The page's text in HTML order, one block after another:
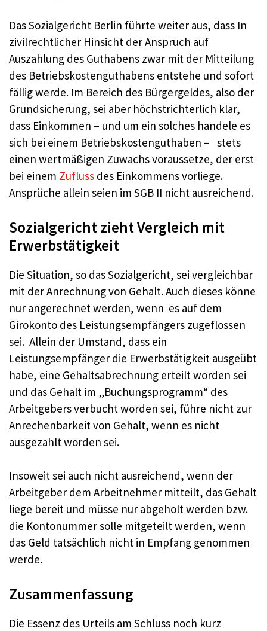
Das Sozialgericht Berlin führte weiter aus, dass In
zivilrechtlicher Hinsicht der Anspruch auf
Auszahlung des Guthabens zwar mit der Mitteilung
des Betriebskostenguthabens entstehe und sofort
fällig werde. Im Bereich des Bürgergeldes, also der
Grundsicherung, sei aber höchstrichterlich klar,
dass Einkommen – und um ein solches handele es
sich bei einem Betriebskostenguthaben – stets
einen wertmäßigen Zuwachs voraussetze, der erst
bei einem Zufluss des Einkommens vorliege.
Ansprüche allein seien im SGB II nicht ausreichend.
Sozialgericht zieht Vergleich mit
Erwerbstätigkeit
Die Situation, so das Sozialgericht, sei vergleichbar
mit der Anrechnung von Gehalt. Auch dieses könne
nur angerechnet werden, wenn es auf dem
Girokonto des Leistungsempfängers zugeflossen
sei. Allein der Umstand, dass ein
Leistungsempfänger die Erwerbstätigkeit ausgeübt
habe, eine Gehaltsabrechnung erteilt worden sei
und das Gehalt im „Buchungsprogramm“ des
Arbeitgebers verbucht worden sei, führe nicht zur
Anrechenbarkeit von Gehalt, wenn es nicht
ausgezahlt worden sei.
Insoweit sei auch nicht ausreichend, wenn der
Arbeitgeber dem Arbeitnehmer mitteilt, das Gehalt
liege bereit und müsse nur abgeholt werden bzw.
die Kontonummer solle mitgeteilt werden, wenn
das Geld tatsächlich nicht in Empfang genommen
werde.
Zusammenfassung
Die Essenz des Urteils am Schluss noch kurz